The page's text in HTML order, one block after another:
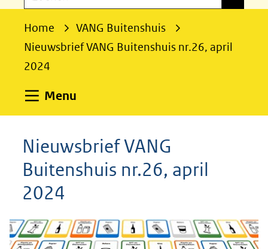
o
Home
VANG Buitenshuis
Nieuwsbrief VANG Buitenshuis nr.26, april
2024
Menu
Nieuwsbrief VANG
Buitenshuis nr.26, april
2024